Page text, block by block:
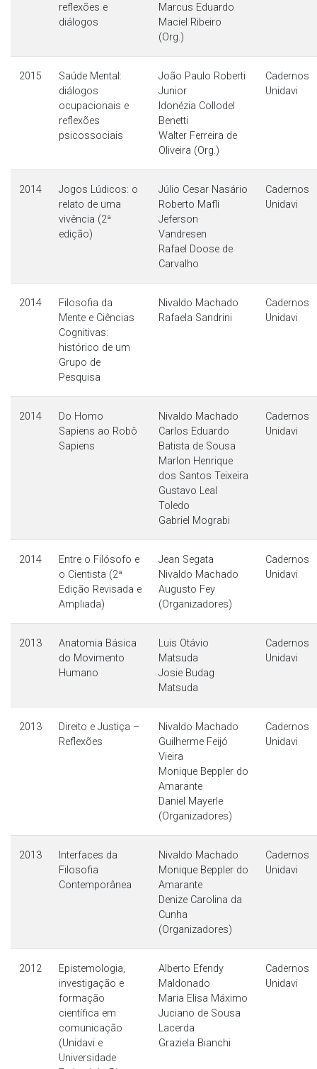
reflexões e
diálogos
Marcus Eduardo
Maciel Ribeiro
(Org.)
2015
Saúde Mental:
diálogos
ocupacionais e
reflexões
psicossociais
João Paulo Roberti
Junior
Idonézia Collodel
Benetti
Walter Ferreira de
Oliveira (Org.)
Cadernos
Unidavi
2014
Jogos Lúdicos: o
relato de uma
vivência (2ª
edição)
Júlio Cesar Nasário
Roberto Mafli
Jeferson
Vandresen
Rafael Doose de
Carvalho
Cadernos
Unidavi
2014
Filosofia da
Mente e Ciências
Cognitivas:
histórico de um
Grupo de
Pesquisa
Nivaldo Machado
Rafaela Sandrini
Cadernos
Unidavi
2014
Do Homo
Sapiens ao Robô
Sapiens
Nivaldo Machado
Carlos Eduardo
Batista de Sousa
Marlon Henrique
dos Santos Teixeira
Gustavo Leal
Toledo
Gabriel Mograbi
Cadernos
Unidavi
2014
Entre o Filósofo e
o Cientista (2ª
Edição Revisada e
Ampliada)
Jean Segata
Nivaldo Machado
Augusto Fey
(Organizadores)
Cadernos
Unidavi
2013
Anatomia Básica
do Movimento
Humano
Luis Otávio
Matsuda
Josie Budag
Matsuda
Cadernos
Unidavi
2013
Direito e Justiça –
Reflexões
Nivaldo Machado
Guilherme Feijó
Vieira
Monique Beppler do
Amarante
Daniel Mayerle
(Organizadores)
Cadernos
Unidavi
2013
Interfaces da
Filosofia
Contemporânea
Nivaldo Machado
Monique Beppler do
Amarante
Denize Carolina da
Cunha
(Organizadores)
Cadernos
Unidavi
2012
Epistemologia,
investigação e
formação
científica em
comunicação
(Unidavi e
Universidade
Alberto Efendy
Maldonado
Maria Elisa Máximo
Juciano de Sousa
Lacerda
Graziela Bianchi
Cadernos
Unidavi